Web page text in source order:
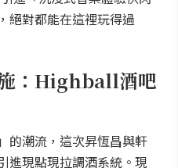
絕對都能在這裡玩得過
：Highball酒吧
的潮流，這次昇恆昌與軒
進現點現拉調酒系統。現